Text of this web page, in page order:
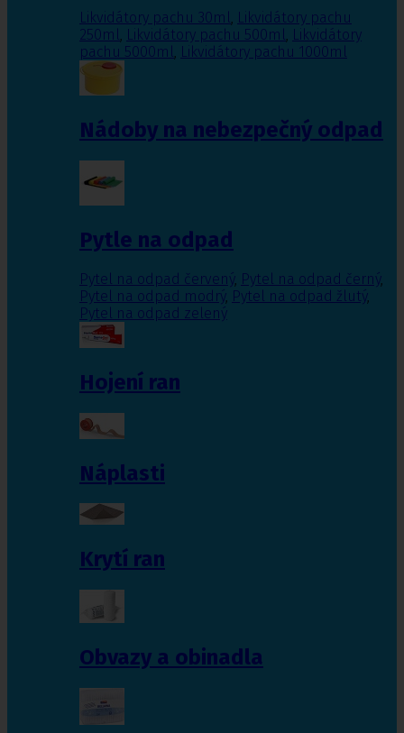
Likvidátory pachu 30ml, Likvidátory pachu
250ml, Likvidátory pachu 500ml, Likvidátory
pachu 5000ml, Likvidátory pachu 1000ml
Nádoby na nebezpečný odpad
Pytle na odpad
Pytel na odpad červený, Pytel na odpad černý,
Pytel na odpad modrý, Pytel na odpad žlutý,
Pytel na odpad zelený
Hojení ran
Náplasti
Krytí ran
Obvazy a obinadla